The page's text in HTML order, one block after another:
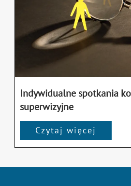
Indywidualne spotkania
superwizyjne
Czytaj więcej